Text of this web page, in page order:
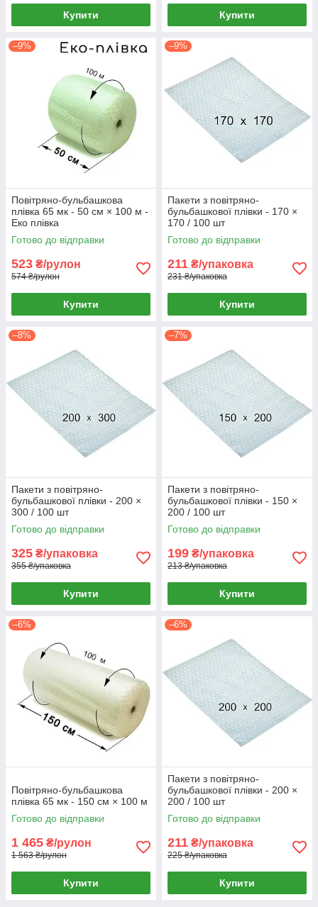
Купити Купити
–9%
Повітряно-бульбашкова
плівка 65 мк - 50 см × 100 м -
Еко плівка
Готово до відправки
523 ₴/рулон
574 ₴/рулон
Купити
–9%
Пакети з повітряно-
бульбашкової плівки - 170 ×
170 / 100 шт
Готово до відправки
211 ₴/упаковка
231 ₴/упаковка
Купити
–8%
Пакети з повітряно-
бульбашкової плівки - 200 ×
300 / 100 шт
Готово до відправки
325 ₴/упаковка
355 ₴/упаковка
Купити
–7%
Пакети з повітряно-
бульбашкової плівки - 150 ×
200 / 100 шт
Готово до відправки
199 ₴/упаковка
213 ₴/упаковка
Купити
–6%
Повітряно-бульбашкова
плівка 65 мк - 150 см × 100 м
Готово до відправки
1 465 ₴/рулон
1 563 ₴/рулон
Купити
–6%
Пакети з повітряно-
бульбашкової плівки - 200 ×
200 / 100 шт
Готово до відправки
211 ₴/упаковка
225 ₴/упаковка
Купити